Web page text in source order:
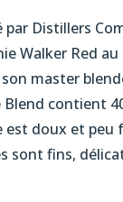
par Distillers
Walker Red
master
Blend contient
est doux et
sont fins,